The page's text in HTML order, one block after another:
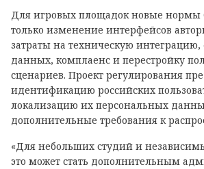
Для игровых площадок новые нормы
только изменение интерфейсов
затраты на техническую интеграцию,
данных, комплаенс и перестройку
сценариев. Проект регулирования
идентификацию российских
локализацию их персональных
дополнительные требования к
«Для небольших студий и
это может стать дополнительным